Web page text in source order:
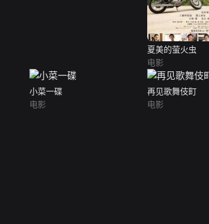
夏美的萤火虫
电影
小菜一碟
电影
再见歌舞伎町
电影